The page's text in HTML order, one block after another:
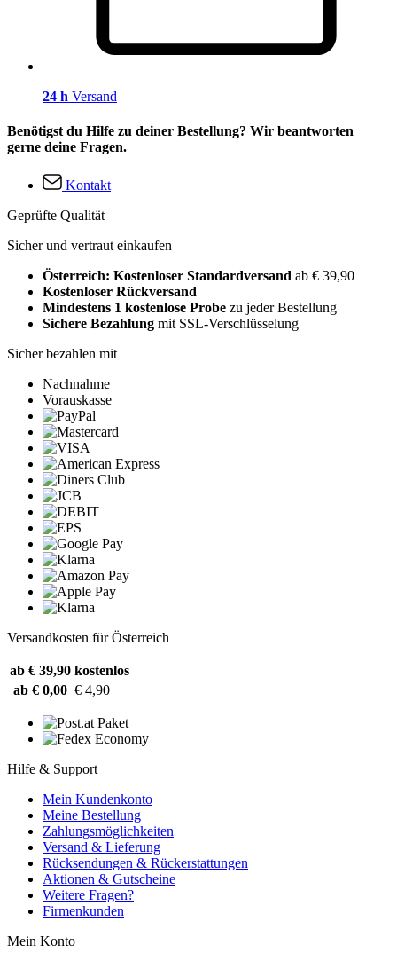
24 h Versand
Benötigst du Hilfe zu deiner Bestellung? Wir beantworten
gerne deine Fragen.
Kontakt
Geprüfte Qualität
Sicher und vertraut einkaufen
Österreich: Kostenloser Standardversand ab € 39,90
Kostenloser Rückversand
Mindestens 1 kostenlose Probe zu jeder Bestellung
Sichere Bezahlung mit SSL-Verschlüsselung
Sicher bezahlen mit
Nachnahme
Vorauskasse
Versandkosten für Österreich
ab € 39,90 kostenlos
ab € 0,00 € 4,90
Hilfe & Support
Mein Kundenkonto
Meine Bestellung
Zahlungsmöglichkeiten
Versand & Lieferung
Rücksendungen & Rückerstattungen
Aktionen & Gutscheine
Weitere Fragen?
Firmenkunden
Mein Konto